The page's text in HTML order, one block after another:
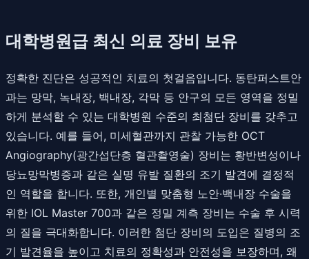
대학병원급 최신 의료 장비 보유
정확한 진단은 성공적인 치료의 첫걸음입니다. 동탄퍼스트안
과는 망막, 녹내장, 백내장, 각막 등 안구의 모든 영역을 정밀
하게 분석할 수 있는 대학병원 수준의 최첨단 장비를 갖추고
있습니다. 예를 들어, 미세혈관까지 관찰 가능한 OCT
Angiography(광간섭단층 혈관촬영술) 장비는 황반변성이나
당뇨망막병증과 같은 실명 유발 질환의 조기 발견에 결정적
인 역할을 합니다. 또한, 개인별 맞춤형 노안·백내장 수술을
위한 IOL Master 700과 같은 정밀 계측 장비는 수술 후 시력
의 질을 극대화합니다. 이러한 첨단 장비의 도입은 질병의 조
기 발견율을 높이고 치료의 정확성과 안전성을 보장하며, 왜